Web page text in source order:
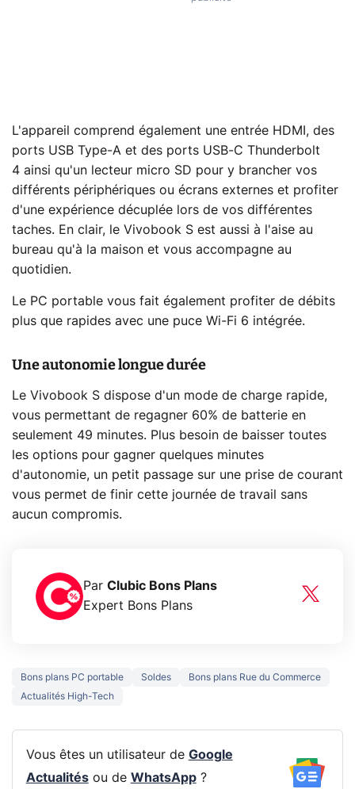
L'appareil comprend également une entrée HDMI, des
ports USB Type-A et des ports USB-C Thunderbolt
4 ainsi qu'un lecteur micro SD pour y brancher vos
différents périphériques ou écrans externes et profiter
d'une expérience décuplée lors de vos différentes
taches. En clair, le Vivobook S est aussi à l'aise au
bureau qu'à la maison et vous accompagne au
quotidien.
Le PC portable vous fait également profiter de débits
plus que rapides avec une puce Wi-Fi 6 intégrée.
Une autonomie longue durée
Le Vivobook S dispose d'un mode de charge rapide,
vous permettant de regagner 60% de batterie en
seulement 49 minutes. Plus besoin de baisser toutes
les options pour gagner quelques minutes
d'autonomie, un petit passage sur une prise de courant
vous permet de finir cette journée de travail sans
aucun compromis.
Par Clubic Bons Plans
Expert Bons Plans
Bons plans PC portable Soldes
Bons plans Rue du Commerce
Actualités High-Tech
Vous êtes un utilisateur de Google
Actualitésou de WhatsApp?